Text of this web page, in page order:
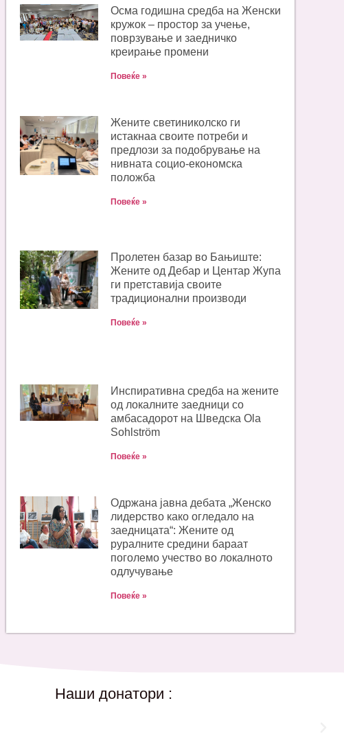
Oсма годишна средба на Женски
кружок – простор за учење,
поврзување и заедничко
креирање промени
Повеќе »
Жените светиниколско ги
истакнаа своите потреби и
предлози за подобрување на
нивната социо-економска
положба
Повеќе »
Пролетен базар во Бањиште:
Жените од Дебар и Центар Жупа
ги претставија своите
традиционални производи
Повеќе »
Инспиративна средба на жените
од локалните заедници со
амбасадорот на Шведска Ola
Sohlström
Повеќе »
Одржана јавна дебата „Женско
лидерство како огледало на
заедницата“: Жените од
руралните средини бараат
поголемо учество во локалното
одлучување
Повеќе »
Наши донатори :